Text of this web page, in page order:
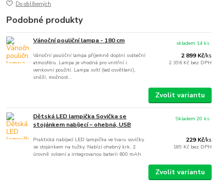
Do oblíbených
Podobné produkty
Vánoční pouliční lampa - 180 cm
Vánoční pouliční lampa příjemně doplní sváteční
atmosféru. Lampa je vhodná pro vnitřní i
venkovní použití. Lampa svítí (led osvětlení),
sněží, možnost...
2 899 Kč/ks
2 396 Kč bez DPH
skladem 14 ks
Zvolit variantu
Dětská LED lampička Sovička se
stojánkem nabíjecí – ohebná, USB
Praktická nabíjecí LED lampička ve tvaru sovičky
se stojánkem na tužky. Nabízí ohebný krk, 2
úrovně svícení a integrovanou baterii 600 mAh.
229 Kč/ks
189 Kč bez DPH
Skladem 20 ks
Zvolit variantu